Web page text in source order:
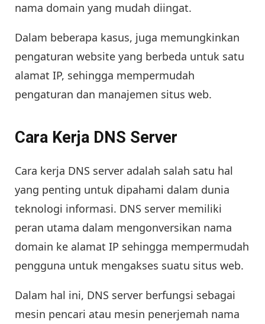
nama domain yang mudah diingat.
Dalam beberapa kasus, juga memungkinkan
pengaturan website yang berbeda untuk satu
alamat IP, sehingga mempermudah
pengaturan dan manajemen situs web.
Cara Kerja DNS Server
Cara kerja DNS server adalah salah satu hal
yang penting untuk dipahami dalam dunia
teknologi informasi. DNS server memiliki
peran utama dalam mengonversikan nama
domain ke alamat IP sehingga mempermudah
pengguna untuk mengakses suatu situs web.
Dalam hal ini, DNS server berfungsi sebagai
mesin pencari atau mesin penerjemah nama